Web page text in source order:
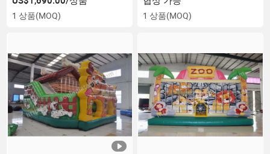
1 상품(MOQ) 1 상품(MOQ)